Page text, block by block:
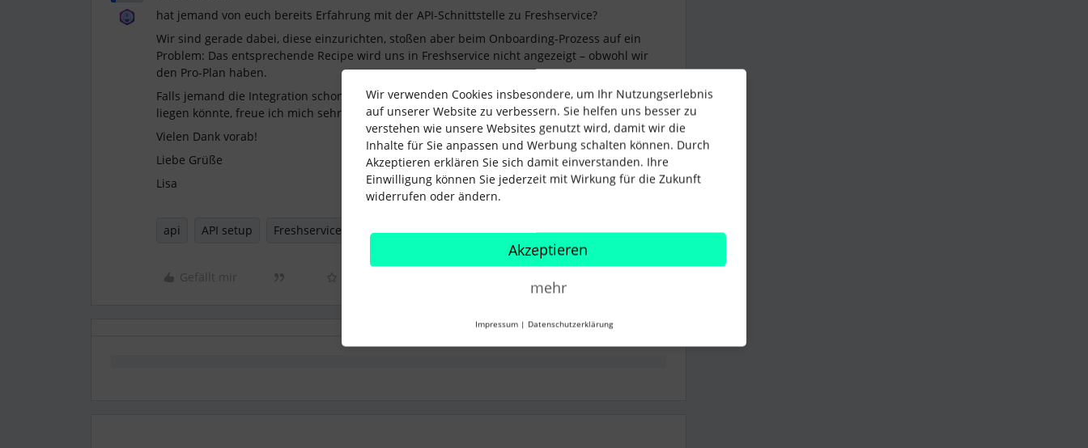
hat jemand von euch bereits Erfahrung mit der API-Schnittstelle zu Freshservice?
Wir sind gerade dabei, diese einzurichten, stoßen aber beim Onboarding-Prozess auf ein
Problem: Das entsprechende Recipe wird uns in Freshservice nicht angezeigt – obwohl wir
den Pro-Plan haben.
Falls jemand die Integration schon erfolgreich umgesetzt hat oder eine Idee hat, woran das
liegen könnte, freue ich mich sehr über eure Unterstützung.
Vielen Dank vorab!
Liebe Grüße
Lisa
api API setup Freshservice
Gefällt mir
Wir verwenden Cookies insbesondere, um Ihr Nutzungserlebnis
auf unserer Website zu verbessern. Sie helfen uns besser zu
verstehen wie unsere Websites genutzt wird, damit wir die
Inhalte für Sie anpassen und Werbung schalten können. Durch
Akzeptieren erklären Sie sich damit einverstanden. Ihre
Einwilligung können Sie jederzeit mit Wirkung für die Zukunft
widerrufen oder ändern.
Akzeptieren
mehr
Impressum | Datenschutzerklärung